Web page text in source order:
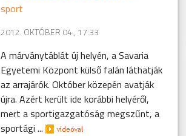
sport
2012. OKTÓBER 04., 17:33
A márványtáblát új helyén, a Savaria
Egyetemi Központ külső falán láthatják
az arrajárók. Október közepén avatják
újra. Azért került ide korábbi helyéről,
mert a sportigazgatóság megszűnt, a
sportági ...